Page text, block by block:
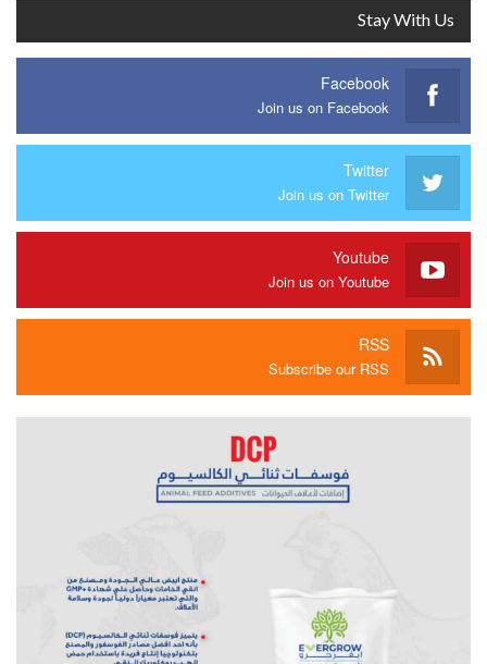
Stay With Us
Facebook
Join us on Facebook
Twitter
Join us on Twitter
Youtube
Join us on Youtube
RSS
Subscribe our RSS